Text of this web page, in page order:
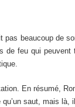
pas beaucoup de
de feu qui peuvent
En résumé,
saut, mais là,